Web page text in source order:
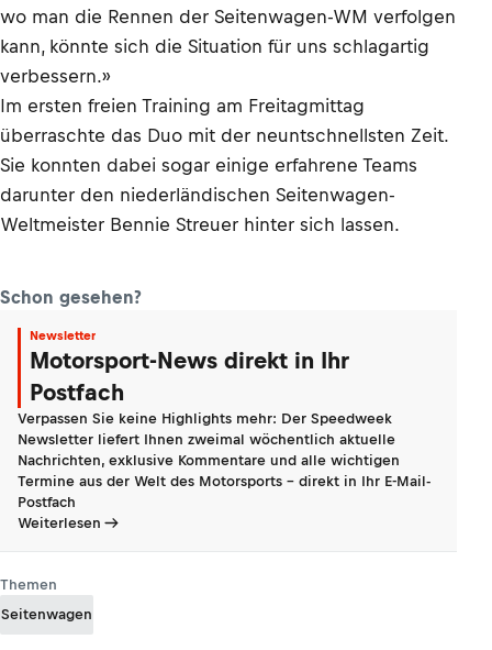
wo man die Rennen der Seitenwagen-WM verfolgen
kann, könnte sich die Situation für uns schlagartig
verbessern.»
Im ersten freien Training am Freitagmittag
überraschte das Duo mit der neuntschnellsten Zeit.
Sie konnten dabei sogar einige erfahrene Teams
darunter den niederländischen Seitenwagen-
Weltmeister Bennie Streuer hinter sich lassen.
Schon gesehen?
Newsletter
Motorsport-News direkt in Ihr
Postfach
Verpassen Sie keine Highlights mehr: Der Speedweek
Newsletter liefert Ihnen zweimal wöchentlich aktuelle
Nachrichten, exklusive Kommentare und alle wichtigen
Termine aus der Welt des Motorsports - direkt in Ihr E-Mail-
Postfach
Weiterlesen
Themen
Seitenwagen